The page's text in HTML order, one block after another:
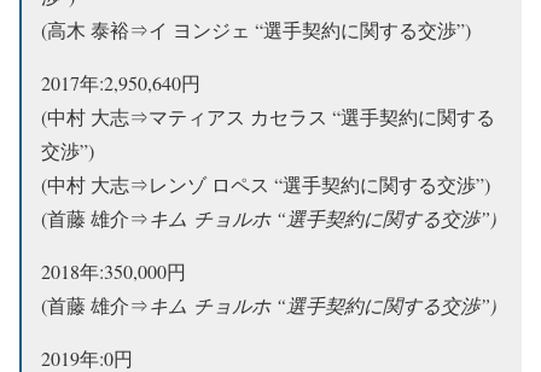
(高木 泰裕⇒イ ヨンジェ “選手契約に関する交渉”)
2017年:2,950,640円
(中村 大志⇒マティアス カセラス “選手契約に関する
交渉”)
(中村 大志⇒レンゾ ロペス “選手契約に関する交渉”)
(首藤 雄介⇒キム チョルホ “選手契約に関する交渉”)
2018年:350,000円
(首藤 雄介⇒キム チョルホ “選手契約に関する交渉”)
2019年:0円